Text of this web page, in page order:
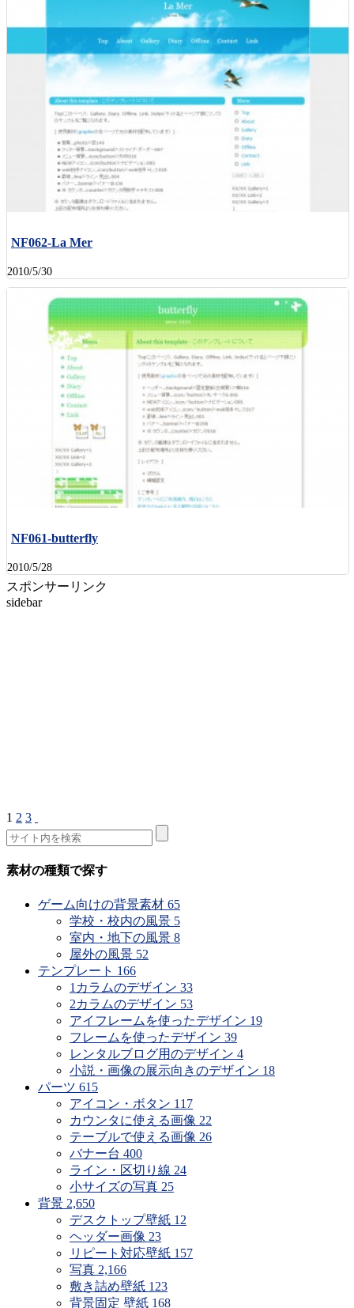
NF062-La Mer
2010/5/30
NF061-butterfly
2010/5/28
スポンサーリンク
sidebar
1 2 3
素材の種類で探す
ゲーム向けの背景素材 65
学校・校内の風景 5
室内・地下の風景 8
屋外の風景 52
テンプレート 166
1カラムのデザイン 33
2カラムのデザイン 53
アイフレームを使ったデザイン 19
フレームを使ったデザイン 39
レンタルブログ用のデザイン 4
小説・画像の展示向きのデザイン 18
パーツ 615
アイコン・ボタン 117
カウンタに使える画像 22
テーブルで使える画像 26
バナー台 400
ライン・区切り線 24
小サイズの写真 25
背景 2,650
デスクトップ壁紙 12
ヘッダー画像 23
リピート対応壁紙 157
写真 2,166
敷き詰め壁紙 123
背景固定 壁紙 168